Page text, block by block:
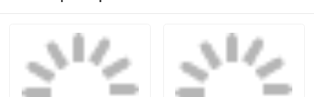
Αποστολή
ερώτησης
αυτόματος, 5.0 kVA,
Διάμετρος
συγκόλλησης 63mm -
180mm
Αποστολή
ερώτησης